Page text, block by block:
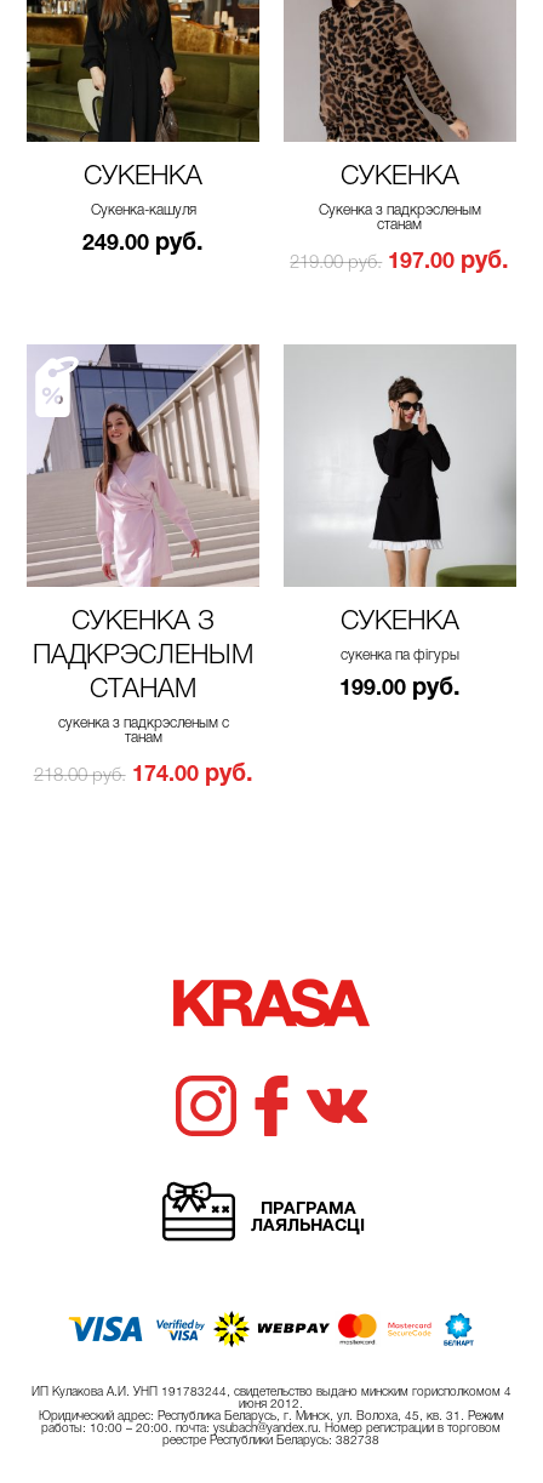
СУКЕНКА
Сукенка-кашуля
249.00 руб.
СУКЕНКА
Сукенка з падкрэсленым
станам
219.00 руб. 197.00 руб.
СУКЕНКА З
ПАДКРЭСЛЕНЫМ
СТАНАМ
сукенка з падкрэсленым с
танам
218.00 руб. 174.00 руб.
СУКЕНКА
сукенка па фігуры
199.00 руб.
ПРАГРАМА
ЛАЯЛЬНАСЦІ
ИП Кулакова А.И. УНП 191783244, свидетельство выдано минским горисполкомом 4
июня 2012.
Юридический адрес: Республика Беларусь, г. Минск, ул. Волоха, 45, кв. 31. Режим
работы: 10:00 – 20:00. почта: ysubach@yandex.ru. Номер регистрации в торговом
реестре Республики Беларусь: 382738